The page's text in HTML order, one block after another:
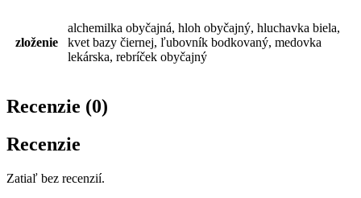
zloženie
alchemilka obyčajná, hloh obyčajný, hluchavka biela,
kvet bazy čiernej, ľubovník bodkovaný, medovka
lekárska, rebríček obyčajný
Recenzie (0)
Recenzie
Zatiaľ bez recenzií.